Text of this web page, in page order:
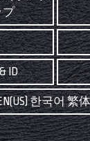
プ
ID
한국어 繁